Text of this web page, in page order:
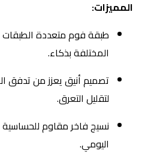
المميزات:
طبقة فوم متعددة
المختلفة بذكاء.
تصميم أنيق يعزز من تدفق
لتقليل التعرق.
نسيج فاخر مقاوم
اليومي.